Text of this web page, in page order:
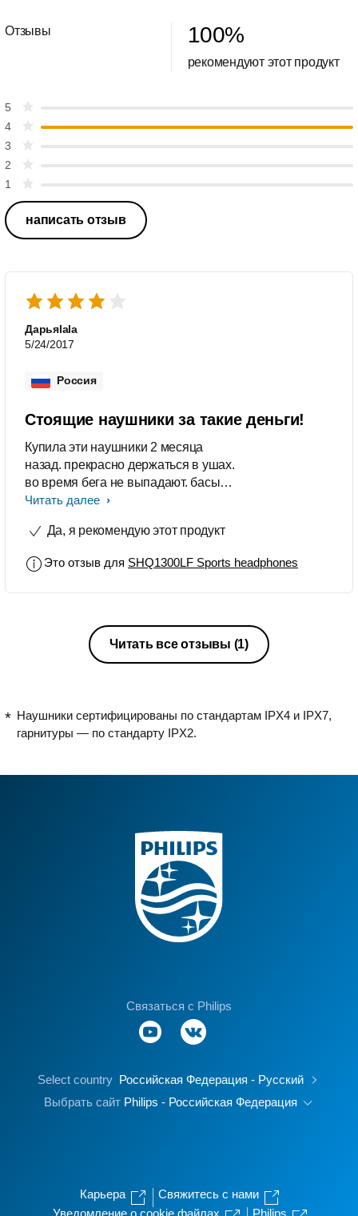
Отзывы 100%
рекомендуют этот продукт
5
4
3
2
1
написать отзыв
Дарьяlala
5/24/2017
Россия
Стоящие наушники за такие деньги!
Купила эти наушники 2 месяца
назад. прекрасно держаться в ушах.
во время бега не выпадают. басы
крутые! единственный минус. у меня
Читать далее
Да, я рекомендую этот продукт
Это отзыв для SHQ1300LF Sports headphones
Читать все отзывы (1)
Наушники сертифицированы по стандартам IPX4 и IPX7,
гарнитуры — по стандарту IPX2.
Связаться с Philips
Select country Российская Федерация - Русский
Выбрать сайт Philips - Российская Федерация
Карьера
Свяжитесь с нами